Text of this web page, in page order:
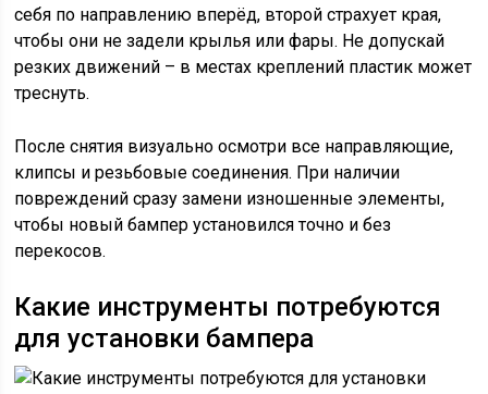
себя по направлению вперёд, второй страхует края,
чтобы они не задели крылья или фары. Не допускай
резких движений – в местах креплений пластик может
треснуть.
После снятия визуально осмотри все направляющие,
клипсы и резьбовые соединения. При наличии
повреждений сразу замени изношенные элементы,
чтобы новый бампер установился точно и без
перекосов.
Какие инструменты потребуются
для установки бампера